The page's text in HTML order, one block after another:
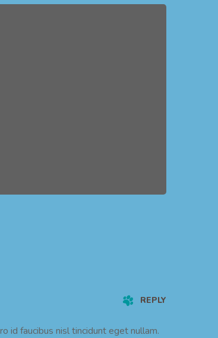
id faucibus nisl tincidunt eget nullam.
REPLY